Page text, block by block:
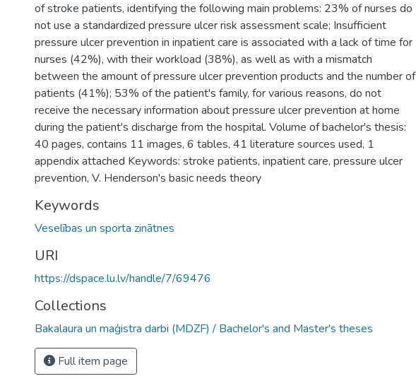
of stroke patients, identifying the following main problems: 23% of nurses do
not use a standardized pressure ulcer risk assessment scale; Insufficient
pressure ulcer prevention in inpatient care is associated with a lack of time for
nurses (42%), with their workload (38%), as well as with a mismatch
between the amount of pressure ulcer prevention products and the number of
patients (41%); 53% of the patient's family, for various reasons, do not
receive the necessary information about pressure ulcer prevention at home
during the patient's discharge from the hospital. Volume of bachelor's thesis:
40 pages, contains 11 images, 6 tables, 41 literature sources used, 1
appendix attached Keywords: stroke patients, inpatient care, pressure ulcer
prevention, V. Henderson's basic needs theory
Keywords
Veselības un sporta zinātnes
URI
https://dspace.lu.lv/handle/7/69476
Collections
Bakalaura un maģistra darbi (MDZF) / Bachelor's and Master's theses
Full item page